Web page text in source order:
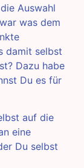
Auswahl
was dem
damit selbst
Dazu habe
Du es für
auf die
eine
Du selbst